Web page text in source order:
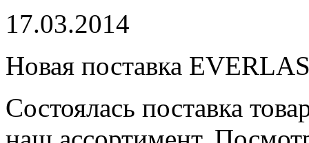
17.03.2014
Новая поставка
Состоялась поставка